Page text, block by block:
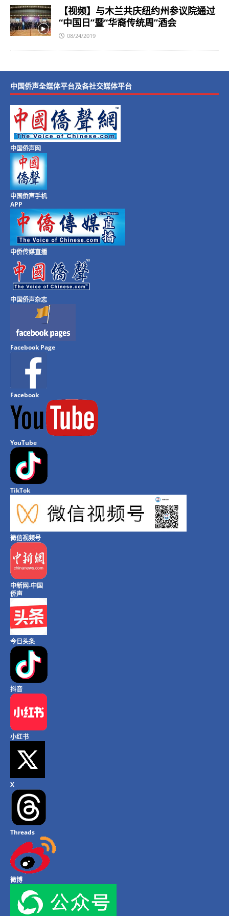
【视频】与木兰共庆纽约州参议院通过
“中国日”暨“华裔传统周”酒会
08/24/2019
中国侨声全媒体平台及各社交媒体平台
中国侨声网
中国侨声手机
APP
中侨传媒直播
中国侨声杂志
Facebook Page
Facebook
YouTube
TikTok
微信视频号
中新网-中国
侨声
今日头条
抖音
小红书
X
Threads
微博